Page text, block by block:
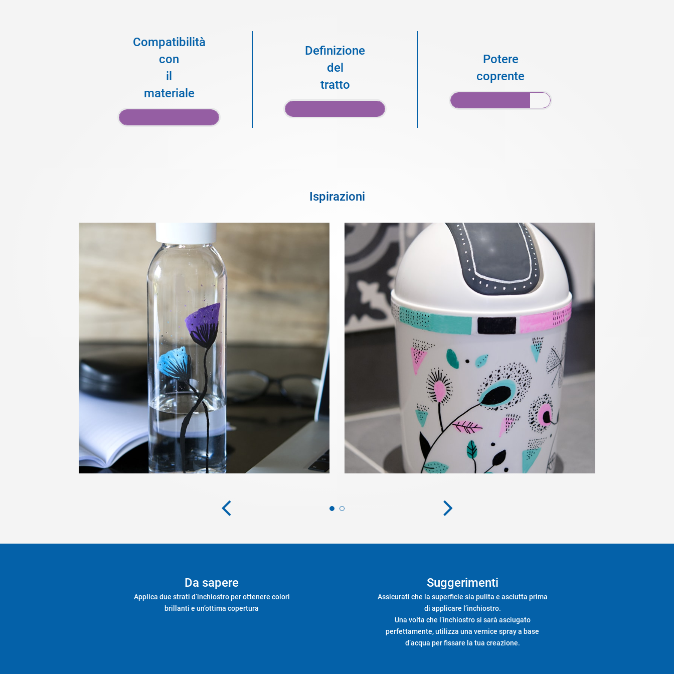
Compatibilità
con
il
materiale
Definizione
del
tratto
Potere
coprente
Ispirazioni
Da sapere
Applica due strati d’inchiostro per ottenere colori
brillanti e un’ottima copertura
Suggerimenti
Assicurati che la superficie sia pulita e asciutta prima
di applicare l’inchiostro.
Una volta che l’inchiostro si sarà asciugato
perfettamente, utilizza una vernice spray a base
d’acqua per fissare la tua creazione.